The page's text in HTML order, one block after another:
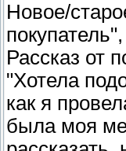
Новое/
Рассказ от
"Хотела
как я
была моя